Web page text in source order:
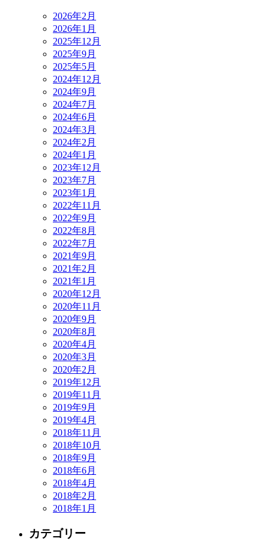
2026年2月
2026年1月
2025年12月
2025年9月
2025年5月
2024年12月
2024年9月
2024年7月
2024年6月
2024年3月
2024年2月
2024年1月
2023年12月
2023年7月
2023年1月
2022年11月
2022年9月
2022年8月
2022年7月
2021年9月
2021年2月
2021年1月
2020年12月
2020年11月
2020年9月
2020年8月
2020年4月
2020年3月
2020年2月
2019年12月
2019年11月
2019年9月
2019年4月
2018年11月
2018年10月
2018年9月
2018年6月
2018年4月
2018年2月
2018年1月
カテゴリー